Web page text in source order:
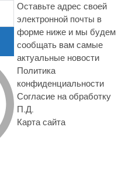
Оставьте адрес своей
электронной почты в
форме ниже и мы будем
сообщать вам самые
актуальные новости
Политика
конфиденциальности
Согласие на обработку
П.Д.
Карта сайта